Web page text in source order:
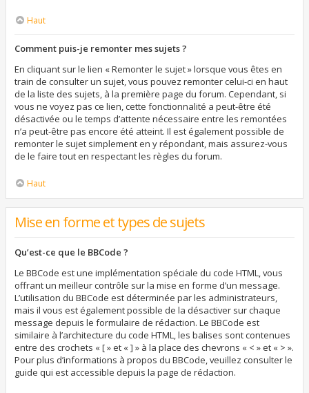
Haut
Comment puis-je remonter mes sujets ?
En cliquant sur le lien « Remonter le sujet » lorsque vous êtes en
train de consulter un sujet, vous pouvez remonter celui-ci en haut
de la liste des sujets, à la première page du forum. Cependant, si
vous ne voyez pas ce lien, cette fonctionnalité a peut-être été
désactivée ou le temps d’attente nécessaire entre les remontées
n’a peut-être pas encore été atteint. Il est également possible de
remonter le sujet simplement en y répondant, mais assurez-vous
de le faire tout en respectant les règles du forum.
Haut
Mise en forme et types de sujets
Qu’est-ce que le BBCode ?
Le BBCode est une implémentation spéciale du code HTML, vous
offrant un meilleur contrôle sur la mise en forme d’un message.
L’utilisation du BBCode est déterminée par les administrateurs,
mais il vous est également possible de la désactiver sur chaque
message depuis le formulaire de rédaction. Le BBCode est
similaire à l’architecture du code HTML, les balises sont contenues
entre des crochets « [ » et « ] » à la place des chevrons « < » et « > ».
Pour plus d’informations à propos du BBCode, veuillez consulter le
guide qui est accessible depuis la page de rédaction.